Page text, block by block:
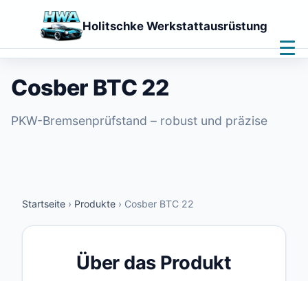
Holitschke Werkstattausrüstung
Home
Produkte
Kontakt
Cosber BTC 22
PKW-Bremsenprüfstand – robust und präzise
Startseite › Produkte › Cosber BTC 22
Über das Produkt